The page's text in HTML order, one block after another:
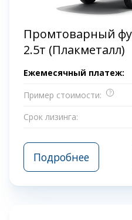
Промтоварный
2.5т (Плакметалл)
Ежемесячный платеж:
Пример стоимости:
?
Срок лизинга:
Подробнее